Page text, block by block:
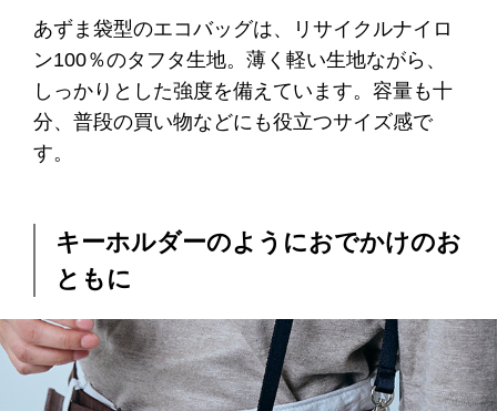
あずま袋型のエコバッグは、リサイクルナイロ
ン100％のタフタ生地。薄く軽い生地ながら、
しっかりとした強度を備えています。容量も十
分、普段の買い物などにも役立つサイズ感で
す。
キーホルダーのようにおでかけのお
ともに